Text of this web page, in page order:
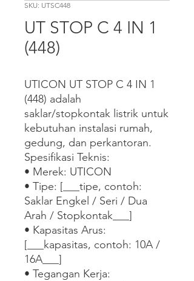
SKU: UTSC448
UT STOP C 4 IN 1
(448)
UTICON UT STOP C 4 IN 1
(448) adalah
saklar/stopkontak listrik untuk
kebutuhan instalasi rumah,
gedung, dan perkantoran.
Spesifikasi Teknis:
• Merek: UTICON
• Tipe: [___tipe, contoh:
Saklar Engkel / Seri / Dua
Arah / Stopkontak___]
• Kapasitas Arus:
[___kapasitas, contoh: 10A /
16A___]
• Tegangan Kerja: